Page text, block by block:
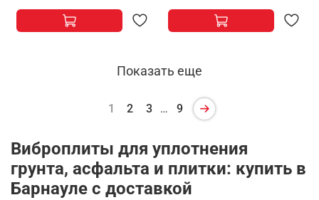
Показать еще
1 2 3 … 9
Виброплиты для уплотнения
грунта, асфальта и плитки: купить в
Барнауле с доставкой